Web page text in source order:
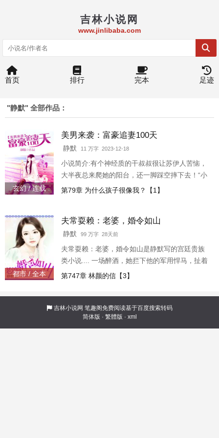
吉林小说网
www.jinlibaba.com
首页 排行 完本 足迹
"静默" 全部作品：
玄幻 / 连载
美男来袭：富豪追妻100天
静默 11 万字 2023-12-18
小说简介:有个神经质的干叔叔很让苏伊人苦恼，
大半夜总来爬她的阳台，还一脚踩空摔下去！“小
叔，你在干什么？”某男厚颜，“我在攀岩！”“……
第79章 为什么孩子很像我？【1】
都市 / 全本
夫常耍赖：老婆，婚令如山
静默 99 万字 28天前
夫常耍赖：老婆，婚令如山是静默写的宫廷贵族
类小说.... 一场醉酒，她拦下他的军用悍马，扯着
衣服大喊，“小弟弟别怕，姐罩你！”结果——她被
了她的相亲对象？“那个......我们不认识吧？”她想
要临阵脱逃，他却扮猪吃老虎，“怎么不认识呢？
你可是说过要罩我的，本少现在求罩求暖床！”阔
别重逢，他将她逼到墙角，“本少现在给你两个选
第747章 林颜的信【3】
吉林小说网 笔趣阁免费阅读基于百度搜索转码
简体版 · 繁體版 · xml